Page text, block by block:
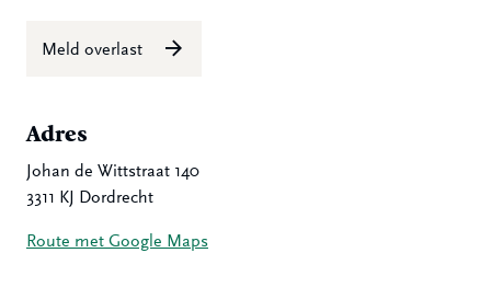
Meld overlast
Adres
Johan de Wittstraat 140
3311 KJ Dordrecht
Route met Google Maps